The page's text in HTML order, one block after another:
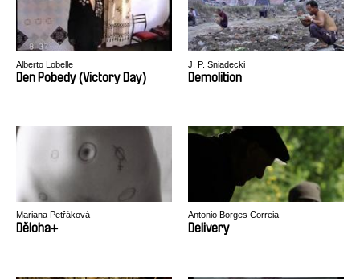
Alberto Lobelle
Den Pobedy (Victory Day)
J. P. Sniadecki
Demolition
Mariana Petřáková
Děloha+
Antonio Borges Correia
Delivery